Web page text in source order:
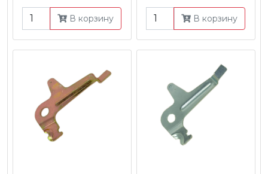
В корзину В корзину